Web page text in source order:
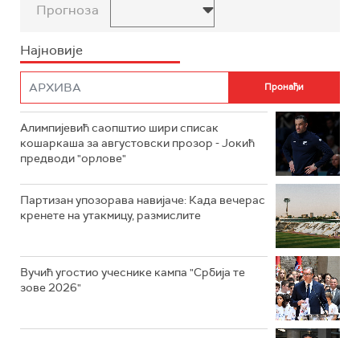
Прогноза
Најновије
Алимпијевић саопштио шири списак
кошаркаша за августовски прозор - Јокић
предводи "орлове"
Партизан упозорава навијаче: Када вечерас
кренете на утакмицу, размислите
Вучић угостио учеснике кампа "Србија те
зове 2026"